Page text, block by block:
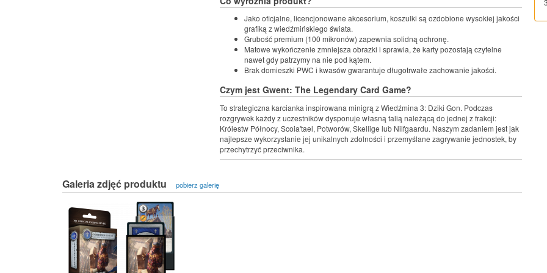
Jako oficjalne, licencjonowane akcesorium, koszulki są ozdobione wysokiej jakości
grafiką z wiedźmińskiego świata.
Grubość premium (100 mikronów) zapewnia solidną ochronę.
Matowe wykończenie zmniejsza obrazki i sprawia, że karty pozostają czytelne
nawet gdy patrzymy na nie pod kątem.
Brak domieszki PWC i kwasów gwarantuje długotrwałe zachowanie jakości.
Czym jest Gwent: The Legendary Card Game?
To strategiczna karcianka inspirowana minigrą z Wiedźmina 3: Dziki Gon. Podczas
rozgrywek każdy z uczestników dysponuje własną talią należącą do jednej z frakcji:
Królestw Północy, Scoia'tael, Potworów, Skellige lub Nilfgaardu. Naszym zadaniem jest jak
najlepsze wykorzystanie jej unikalnych zdolności i przemyślane zagrywanie jednostek, by
przechytrzyć przeciwnika.
Galeria zdjęć produktu pobierz galerię